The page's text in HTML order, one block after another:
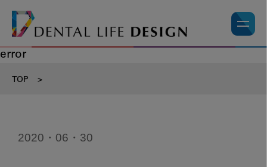
error
TOP >
2020・06・30